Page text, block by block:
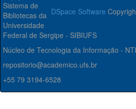
DSpace Software
Sistema de
Bibliotecas da
Universidade
Federal de Sergipe - SIBIUFS
Núcleo de Tecnologia da Informação - NTI
repositorio@academico.ufs.br
+55 79 3194-6528